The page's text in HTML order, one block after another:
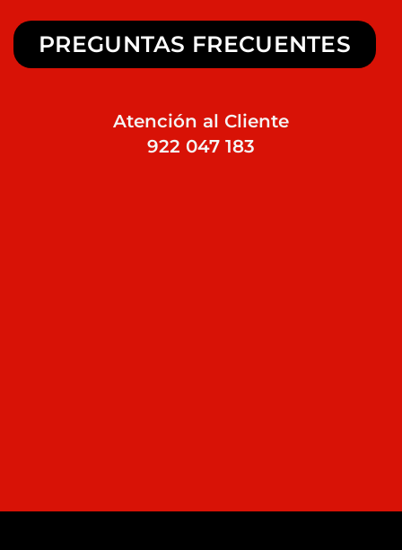
PREGUNTAS FRECUENTES
Atención al Cliente
922 047 183